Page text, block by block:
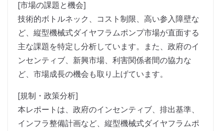
[市場の課題と機会]
技術的ボトルネック、コスト制限、高い参入障壁な
ど、縦型機械式ダイヤフラムポンプ市場が直面する
主な課題を特定し分析しています。また、政府のイ
ンセンティブ、新興市場、利害関係者間の協力な
ど、市場成長の機会も取り上げています。
[規制・政策分析]
本レポートは、政府のインセンティブ、排出基準、
インフラ整備計画など、縦型機械式ダイヤフラムポ